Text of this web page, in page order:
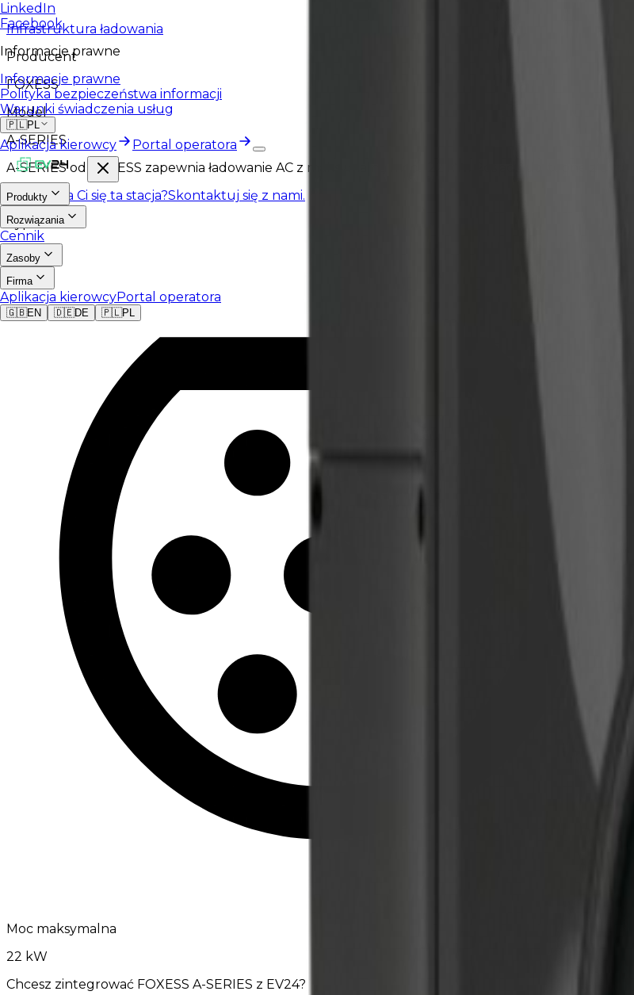
LinkedIn
Facebook
Informacje prawne
Informacje prawne
Polityka bezpieczeństwa informacji
Warunki świadczenia usług
🇵🇱PL
Aplikacja kierowcy Portal operatora
Produkty
Rozwiązania
Cennik
Zasoby
Firma
Aplikacja kierowcyPortal operatora
🇬🇧EN 🇩🇪DE 🇵🇱PL
Infrastruktura ładowania
Producent
FOXESS
Model
A-SERIES
A-SERIES od FOXESS zapewnia ładowanie AC z maksymalną mocą 22 kW. Posiada dostępne złącza
Spodobała Ci się ta stacja?Skontaktuj się z nami.
Typ
AC
Moc maksymalna
22 kW
Chcesz zintegrować FOXESS A-SERIES z EV24?